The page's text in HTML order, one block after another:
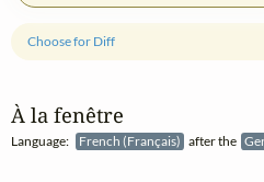
À la fenêtre
Language: French (Français) after the
Choose for Diff